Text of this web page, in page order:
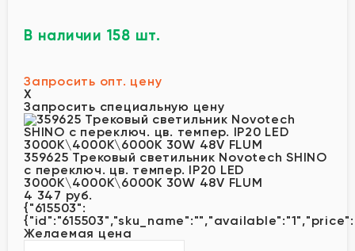
В наличии 158 шт.
Запросить опт. цену
X
Запросить специальную цену
359625 Трековый светильник Novotech SHINO
с переключ. цв. темпер. IP20 LED
3000К\4000К\6000К 30W 48V FLUM
4 347 руб.
{"615503":
Желаемая цена